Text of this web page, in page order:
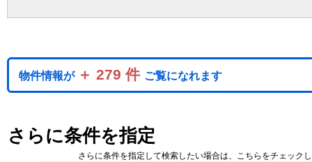
物件情報が ＋ 279 件 ご覧になれます
さらに条件を指定
さらに条件を指定して検索したい場合は、こちらをチェック